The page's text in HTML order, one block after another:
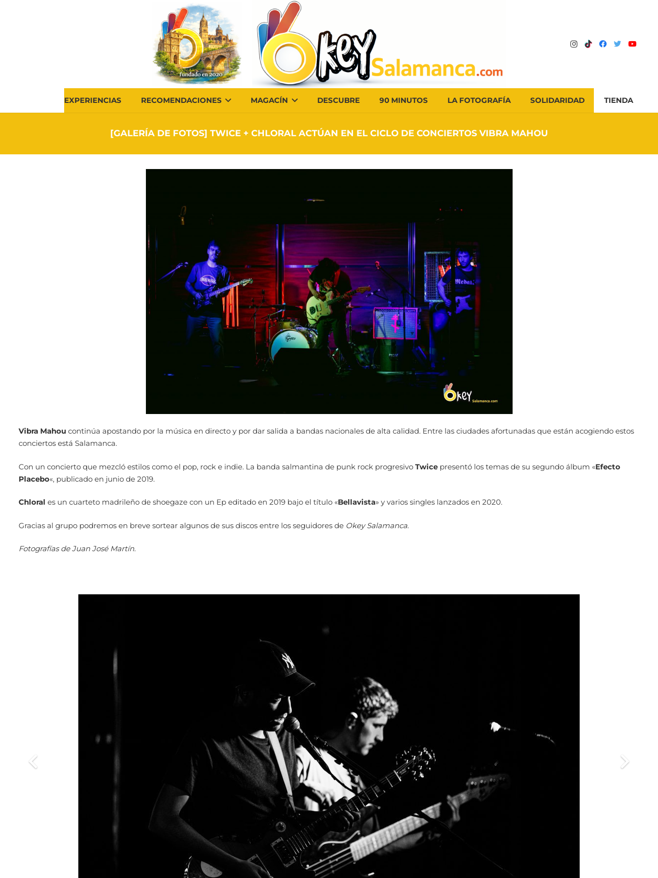
EXPERIENCIAS RECOMENDACIONES MAGACÍN DESCUBRE 90 MINUTOS LA FOTOGRAFÍA SOLIDARIDAD TIENDA
[GALERÍA DE FOTOS] TWICE + CHLORAL ACTÚAN EN EL CICLO DE CONCIERTOS VIBRA MAHOU
Vibra Mahoucontinúa apostando por la música en directo y por dar salida a bandas nacionales de alta calidad. Entre las ciudades afortunadas que están acogiendo estos
conciertos está Salamanca.
Con un concierto que mezcló estilos como el pop, rock e indie. La banda salmantina de punk rock progresivo Twicepresentó los temas de su segundo álbum «Efecto
Placebo«, publicado en junio de 2019.
Chloral es un cuarteto madrileño de shoegaze con un Ep editado en 2019 bajo el título «Bellavista» y varios singles lanzados en 2020.
Gracias al grupo podremos en breve sortear algunos de sus discos entre los seguidores de Okey Salamanca.
Fotografías de Juan José Martín.